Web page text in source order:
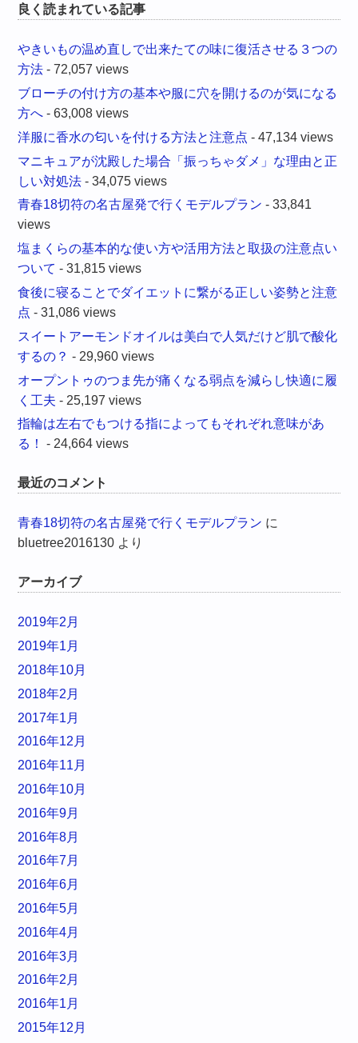
良く読まれている記事
やきいもの温め直しで出来たての味に復活させる３つの
方法 - 72,057 views
ブローチの付け方の基本や服に穴を開けるのが気になる
方へ - 63,008 views
洋服に香水の匂いを付ける方法と注意点 - 47,134 views
マニキュアが沈殿した場合「振っちゃダメ」な理由と正
しい対処法 - 34,075 views
青春18切符の名古屋発で行くモデルプラン - 33,841
views
塩まくらの基本的な使い方や活用方法と取扱の注意点い
ついて - 31,815 views
食後に寝ることでダイエットに繋がる正しい姿勢と注意
点 - 31,086 views
スイートアーモンドオイルは美白で人気だけど肌で酸化
するの？ - 29,960 views
オープントゥのつま先が痛くなる弱点を減らし快適に履
く工夫 - 25,197 views
指輪は左右でもつける指によってもそれぞれ意味があ
る！
- 24,664 views
最近のコメント
青春18切符の名古屋発で行くモデルプラン に
bluetree2016130 より
アーカイブ
2019年2月
2019年1月
2018年10月
2018年2月
2017年1月
2016年12月
2016年11月
2016年10月
2016年9月
2016年8月
2016年7月
2016年6月
2016年5月
2016年4月
2016年3月
2016年2月
2016年1月
2015年12月